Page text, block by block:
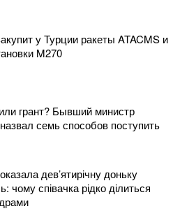
у Турции ракеты ATACMS и
M270
грант? Бывший министр
семь способов поступить
дев’ятирічну доньку
чому співачка рідко ділиться